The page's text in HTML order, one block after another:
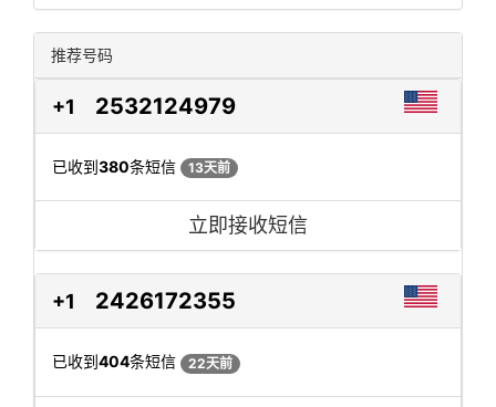
推荐号码
+1 2532124979
已收到380条短信 13天前
立即接收短信
+1 2426172355
已收到404条短信 22天前